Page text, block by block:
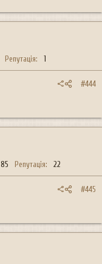
Репутація 1
#444
85 Репутація 22
#445